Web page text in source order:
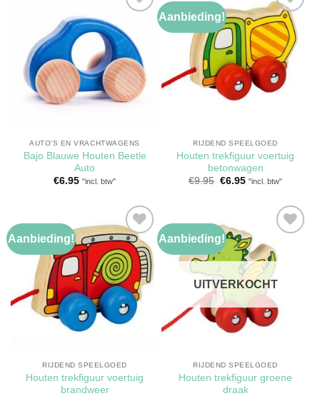
Toevoegen
aan
verlanglijst
AUTO'S EN VRACHTWAGENS
Bajo Blauwe Houten Beetle
Auto
€6.95 "incl. btw"
Aanbieding!
Toevoegen
aan
verlanglijst
RIJDEND SPEELGOED
Houten trekfiguur voertuig
betonwagen
€9.95 Oorspronkelijke
€6.95Huidige
"incl. btw"
Aanbieding!
Toevoegen
aan
verlanglijst
RIJDEND SPEELGOED
Houten trekfiguur voertuig
brandweer
Aanbieding!
Toevoegen
aan
verlanglijst
UITVERKOCHT
RIJDEND SPEELGOED
Houten trekfiguur groene
draak